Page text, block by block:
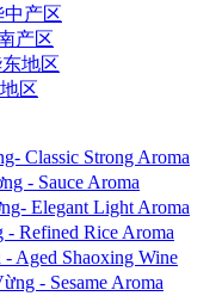
中产区
产区
地区
区
Classic Strong Aroma
- Sauce Aroma
Elegant Light Aroma
Refined Rice Aroma
Aged Shaoxing Wine
- Sesame Aroma